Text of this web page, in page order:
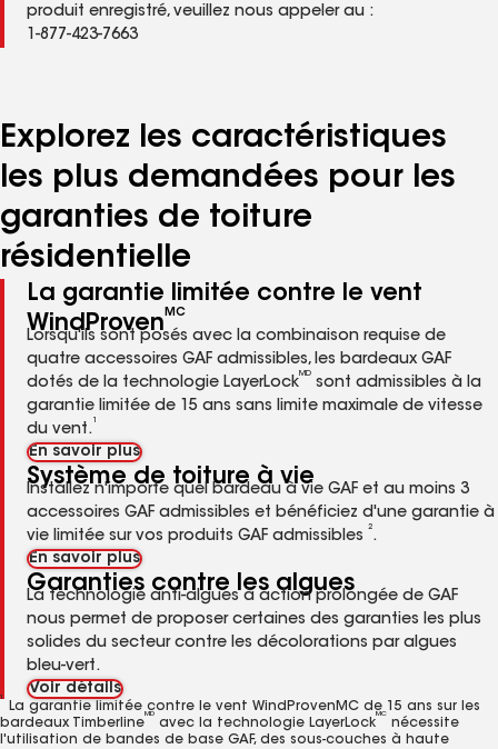
produit enregistré, veuillez nous appeler au :
1-877-423-7663
Explorez les caractéristiques
les plus demandées pour les
garanties de toiture
résidentielle
La garantie limitée contre le vent
WindProvenMC
Lorsqu'ils sont posés avec la combinaison requise de
quatre accessoires GAF admissibles, les bardeaux GAF
dotés de la technologie LayerLock
MD
sont admissibles à la
garantie limitée de 15 ans sans limite maximale de vitesse
du vent.
1
En savoir plus
Système de toiture à vie
Installez n'importe quel bardeau à vie GAF et au moins 3
accessoires GAF admissibles et bénéficiez d'une garantie à
vie limitée sur vos produits GAF admissibles
2
.
En savoir plus
Garanties contre les algues
La technologie anti-algues à action prolongée de GAF
nous permet de proposer certaines des garanties les plus
solides du secteur contre les décolorations par algues
bleu-vert.
Voir détails
1
La garantie limitée contre le vent WindProvenMC de 15 ans sur les
bardeaux Timberline
MD
avec la technologie LayerLock
MC
nécessite
l'utilisation de bandes de base GAF, des sous-couches à haute